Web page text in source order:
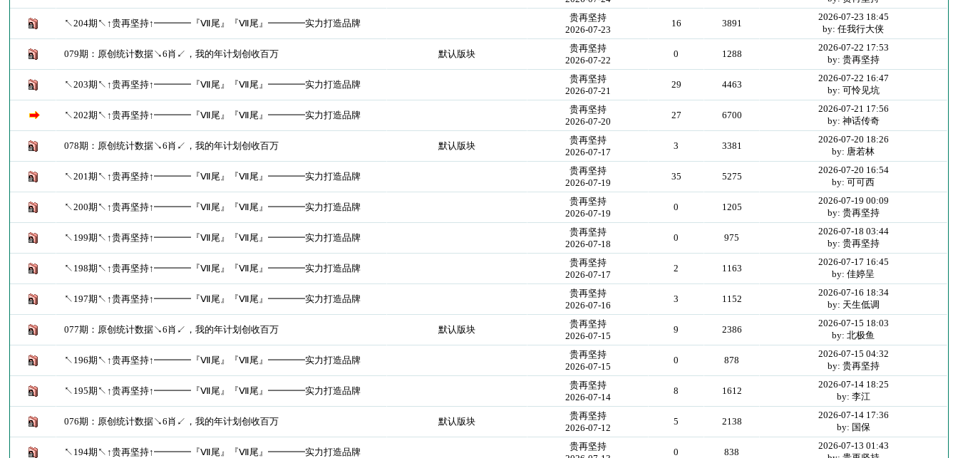
↖204期↖↑贵再坚持↑━━━━『Ⅶ尾』『Ⅶ尾』━━━━实力打造品牌
贵再坚持
2026-07-23
16 3891
2026-07-23 18:45
by: 任我行大侠
079期：原创统计数据↘6肖↙，我的年计划创收百万 默认版块
贵再坚持
2026-07-22
0 1288
2026-07-22 17:53
by: 贵再坚持
↖203期↖↑贵再坚持↑━━━━『Ⅶ尾』『Ⅶ尾』━━━━实力打造品牌
贵再坚持
2026-07-21
29 4463
2026-07-22 16:47
by: 可怜见坑
↖202期↖↑贵再坚持↑━━━━『Ⅶ尾』『Ⅶ尾』━━━━实力打造品牌
贵再坚持
2026-07-20
27 6700
2026-07-21 17:56
by: 神话传奇
078期：原创统计数据↘6肖↙，我的年计划创收百万 默认版块
贵再坚持
2026-07-17
3 3381
2026-07-20 18:26
by: 唐若林
↖201期↖↑贵再坚持↑━━━━『Ⅶ尾』『Ⅶ尾』━━━━实力打造品牌
贵再坚持
2026-07-19
35 5275
2026-07-20 16:54
by: 可可西
↖200期↖↑贵再坚持↑━━━━『Ⅶ尾』『Ⅶ尾』━━━━实力打造品牌
贵再坚持
2026-07-19
0 1205
2026-07-19 00:09
by: 贵再坚持
↖199期↖↑贵再坚持↑━━━━『Ⅶ尾』『Ⅶ尾』━━━━实力打造品牌
贵再坚持
2026-07-18
0 975
2026-07-18 03:44
by: 贵再坚持
↖198期↖↑贵再坚持↑━━━━『Ⅶ尾』『Ⅶ尾』━━━━实力打造品牌
贵再坚持
2026-07-17
2 1163
2026-07-17 16:45
by: 佳婷呈
↖197期↖↑贵再坚持↑━━━━『Ⅶ尾』『Ⅶ尾』━━━━实力打造品牌
贵再坚持
2026-07-16
3 1152
2026-07-16 18:34
by: 天生低调
077期：原创统计数据↘6肖↙，我的年计划创收百万 默认版块
贵再坚持
2026-07-15
9 2386
2026-07-15 18:03
by: 北极鱼
↖196期↖↑贵再坚持↑━━━━『Ⅶ尾』『Ⅶ尾』━━━━实力打造品牌
贵再坚持
2026-07-15
0 878
2026-07-15 04:32
by: 贵再坚持
↖195期↖↑贵再坚持↑━━━━『Ⅶ尾』『Ⅶ尾』━━━━实力打造品牌
贵再坚持
2026-07-14
8 1612
2026-07-14 18:25
by: 李江
076期：原创统计数据↘6肖↙，我的年计划创收百万 默认版块
贵再坚持
2026-07-12
5 2138
2026-07-14 17:36
by: 国保
↖194期↖↑贵再坚持↑━━━━『Ⅶ尾』『Ⅶ尾』━━━━实力打造品牌
贵再坚持
0 838
2026-07-13 01:43